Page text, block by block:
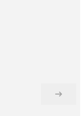
Дальше